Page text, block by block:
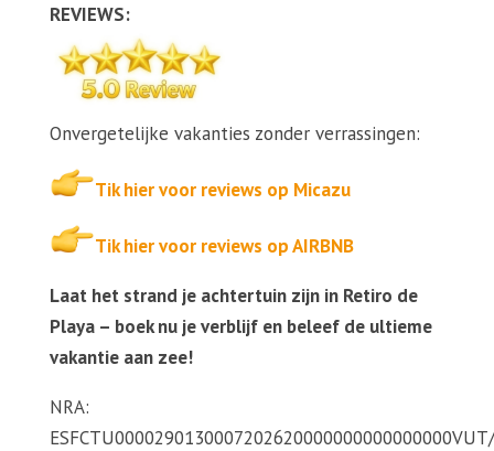
REVIEWS:
Onvergetelijke vakanties zonder verrassingen:
Tik hier voor reviews op Micazu
Tik hier voor reviews op AIRBNB
Laat het strand je achtertuin zijn in Retiro de
Playa – boek nu je verblijf en beleef de ultieme
vakantie aan zee!
NRA: